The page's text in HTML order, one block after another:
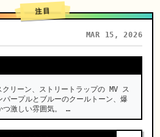
のような肌。カメラ位置:…
注目
MAR 15, 2026
リーン、ストリートラップの MV ス
パープルとブルーのクールトーン、爆
つ激しい雰囲気。 …